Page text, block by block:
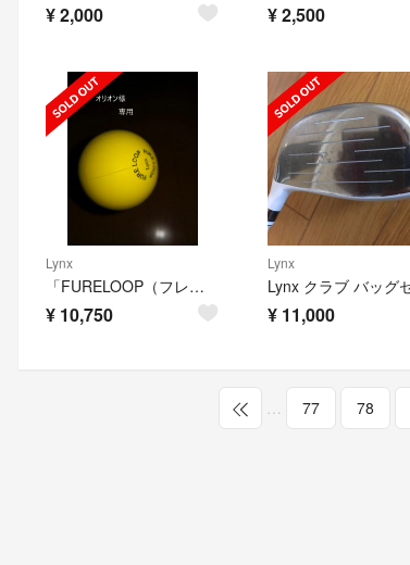
¥2,000 ¥2,500
Lynx
「FURELOOP（フレループ）」オリオン様専用
¥ 10,750
Lynx
¥ 11,000
… 77 78